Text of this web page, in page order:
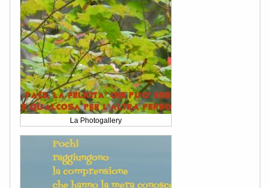
La Photogallery